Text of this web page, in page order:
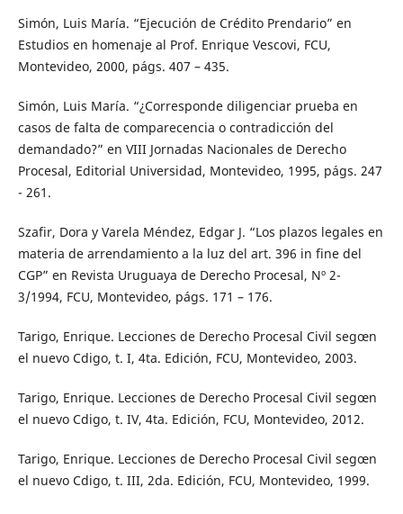
Simón, Luis María. “Ejecución de Crédito Prendario” en
Estudios en homenaje al Prof. Enrique Vescovi, FCU,
Montevideo, 2000, págs. 407 – 435.
Simón, Luis María. “¿Corresponde diligenciar prueba en
casos de falta de comparecencia o contradicción del
demandado?” en VIII Jornadas Nacionales de Derecho
Procesal, Editorial Universidad, Montevideo, 1995, págs. 247
- 261.
Szafir, Dora y Varela Méndez, Edgar J. “Los plazos legales en
materia de arrendamiento a la luz del art. 396 in fine del
CGP” en Revista Uruguaya de Derecho Procesal, Nº 2-
3/1994, FCU, Montevideo, págs. 171 – 176.
Tarigo, Enrique. Lecciones de Derecho Procesal Civil segœn
el nuevo Cdigo, t. I, 4ta. Edición, FCU, Montevideo, 2003.
Tarigo, Enrique. Lecciones de Derecho Procesal Civil segœn
el nuevo Cdigo, t. IV, 4ta. Edición, FCU, Montevideo, 2012.
Tarigo, Enrique. Lecciones de Derecho Procesal Civil segœn
el nuevo Cdigo, t. III, 2da. Edición, FCU, Montevideo, 1999.